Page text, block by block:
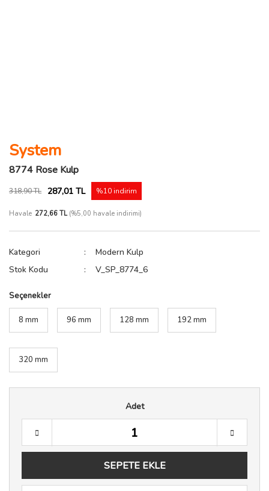
System
8774 Rose Kulp
318,90 TL 287,01 TL %10 indirim
Havale 272,66 TL(%5,00 havale indirimi)
Kategori
Modern Kulp
Stok Kodu
V_SP_8774_6
Seçenekler
8 mm 96 mm 128 mm 192 mm
320 mm
Adet
SEPETE EKLE